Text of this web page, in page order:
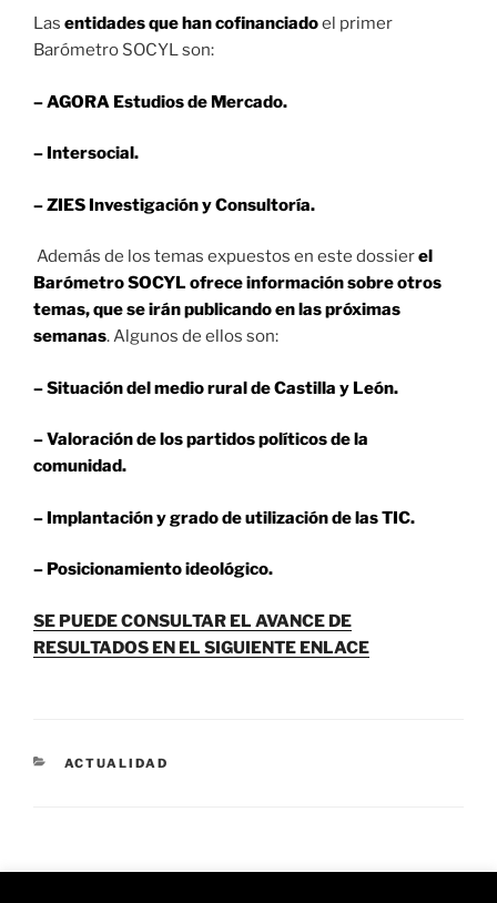
Las entidades que han cofinanciadoel primer
Barómetro SOCYL son:
– AGORA Estudios de Mercado.
– Intersocial.
– ZIES Investigación y Consultoría.
Además de los temas expuestos en este dossierel
Barómetro SOCYL ofrece información sobre otros
temas, que se irán publicando en las próximas
semanas. Algunos de ellos son:
– Situación del medio rural de Castilla y León.
– Valoración de los partidos políticos de la
comunidad.
– Implantación y grado de utilización de las TIC.
– Posicionamiento ideológico.
SE PUEDE CONSULTAR EL AVANCE DE
RESULTADOS EN EL SIGUIENTE ENLACE
CATEGORÍAS
ACTUALIDAD
Navegación